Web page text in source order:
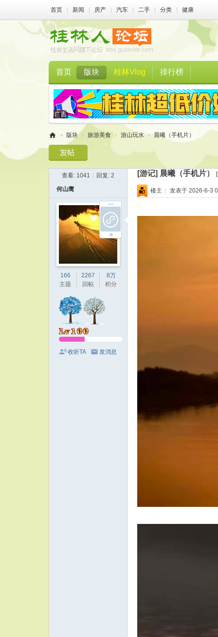
首页 新闻 房产 汽车 二手 分类 健康
首页 版块 桂林Vlog 排行榜
林
» 版块 › 旅游美食 › 游山玩水 › 晨曦（手机片）
查看: 1041 回复: 2 [游记] 晨曦（手机片）
何山鹰
166
主题
2267
回帖
8万
积分
收听TA 发消息
楼主 | 发表于 2026-6-3